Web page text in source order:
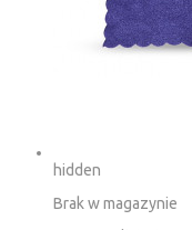
hidden
Brak w magazynie